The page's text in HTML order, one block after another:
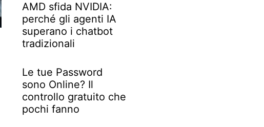
AMD sfida NVIDIA:
perché gli agenti IA
superano i chatbot
tradizionali
Le tue Password
sono Online? Il
controllo gratuito che
pochi fanno